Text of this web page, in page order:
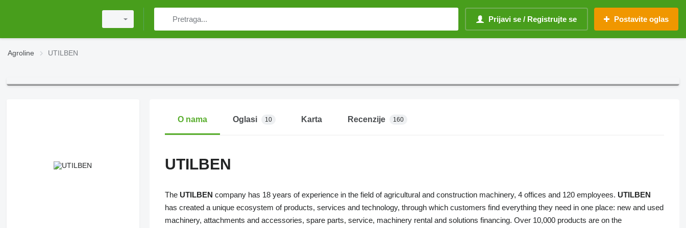
Prijavi se / Registrujte se Postavite oglas
Agroline UTILBEN
O nama Oglasi 10 Karta Recenzije 160
UTILBEN
The UTILBEN company has 18 years of experience in the field of agricultural and construction machinery, 4 offices and 120 employees. UTILBEN
has created a unique ecosystem of products, services and technology, through which customers find everything they need in one place: new and used
machinery, attachments and accessories, spare parts, service, machinery rental and solutions financing. Over 10,000 products are on the